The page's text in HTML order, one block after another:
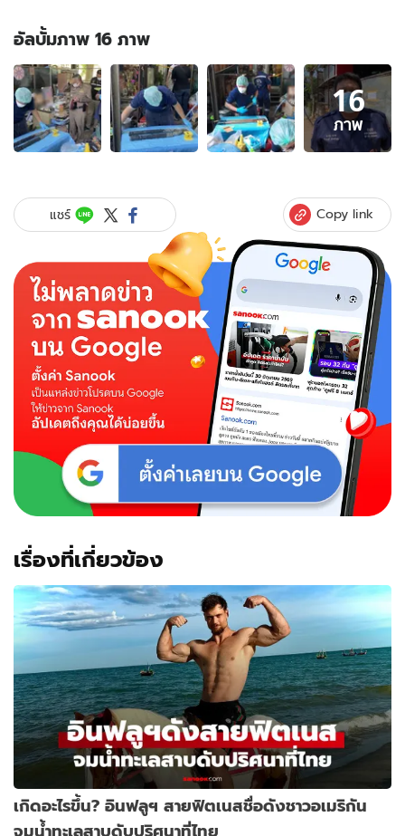
อัลบั้มภาพ 16 ภาพ
อัลบั้ม
ภาพ
16
ภาพ
ของ
สาว
ใหญ่
ปริศนา
ร่างกาย
ท่อน
คลอก
ร่อง
ถูก
มือ
16
ภาพ
แชร์ Copy link
เรื่องที่เกี่ยวข้อง
เกิดอะไรขึ้น? อินฟลูฯ สายฟิตเนสชื่อดังชาวอเมริกัน